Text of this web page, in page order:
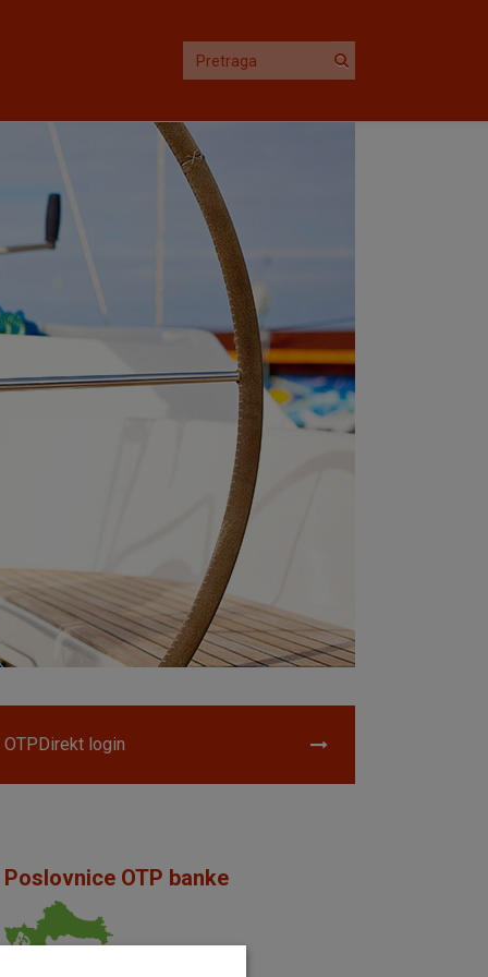
OTPDirekt login
Poslovnice OTP banke